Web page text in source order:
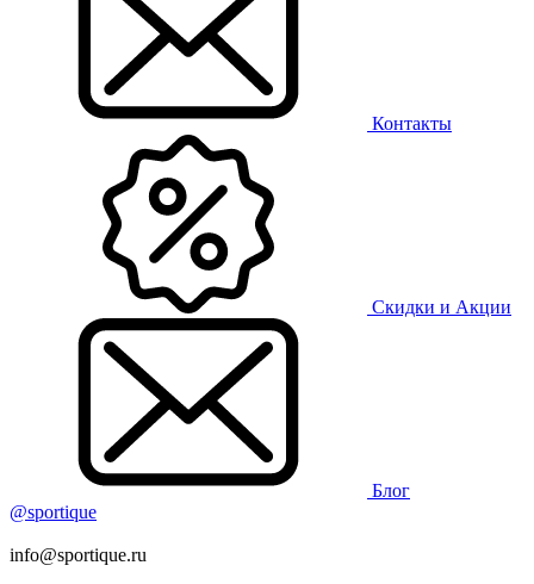
Контакты
Скидки и Акции
Блог
@sportique
info@sportique.ru